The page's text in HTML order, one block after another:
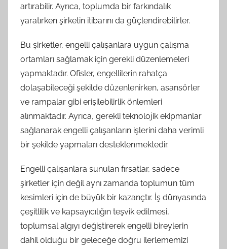
artırabilir. Ayrıca, toplumda bir farkındalık
yaratırken şirketin itibarını da güçlendirebilirler.
Bu şirketler, engelli çalışanlara uygun çalışma
ortamları sağlamak için gerekli düzenlemeleri
yapmaktadır. Ofisler, engellilerin rahatça
dolaşabileceği şekilde düzenlenirken, asansörler
ve rampalar gibi erişilebilirlik önlemleri
alınmaktadır. Ayrıca, gerekli teknolojik ekipmanlar
sağlanarak engelli çalışanların işlerini daha verimli
bir şekilde yapmaları desteklenmektedir.
Engelli çalışanlara sunulan fırsatlar, sadece
şirketler için değil aynı zamanda toplumun tüm
kesimleri için de büyük bir kazançtır. İş dünyasında
çeşitlilik ve kapsayıcılığın teşvik edilmesi,
toplumsal algıyı değiştirerek engelli bireylerin
dahil olduğu bir geleceğe doğru ilerlememizi